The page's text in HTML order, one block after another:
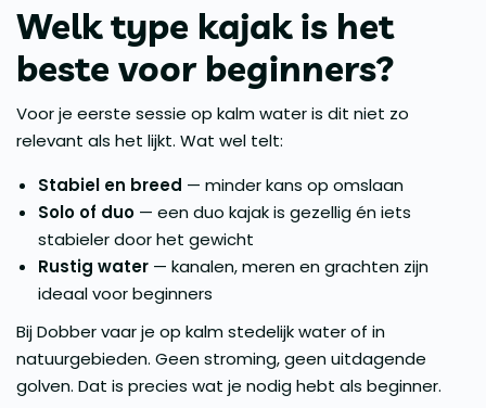
Welk type kajak is het
beste voor beginners?
Voor je eerste sessie op kalm water is dit niet zo
relevant als het lijkt. Wat wel telt:
Stabiel en breed — minder kans op omslaan
Solo of duo — een duo kajak is gezellig én iets
stabieler door het gewicht
Rustig water — kanalen, meren en grachten zijn
ideaal voor beginners
Bij Dobber vaar je op kalm stedelijk water of in
natuurgebieden. Geen stroming, geen uitdagende
golven. Dat is precies wat je nodig hebt als beginner.